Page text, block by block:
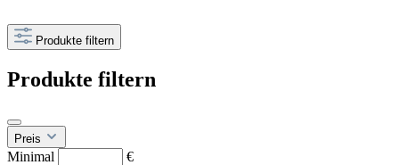
Produkte filtern
Produkte filtern
Preis
Minimal
€